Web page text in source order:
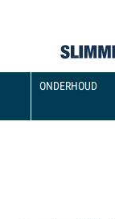
ONDERHOUD